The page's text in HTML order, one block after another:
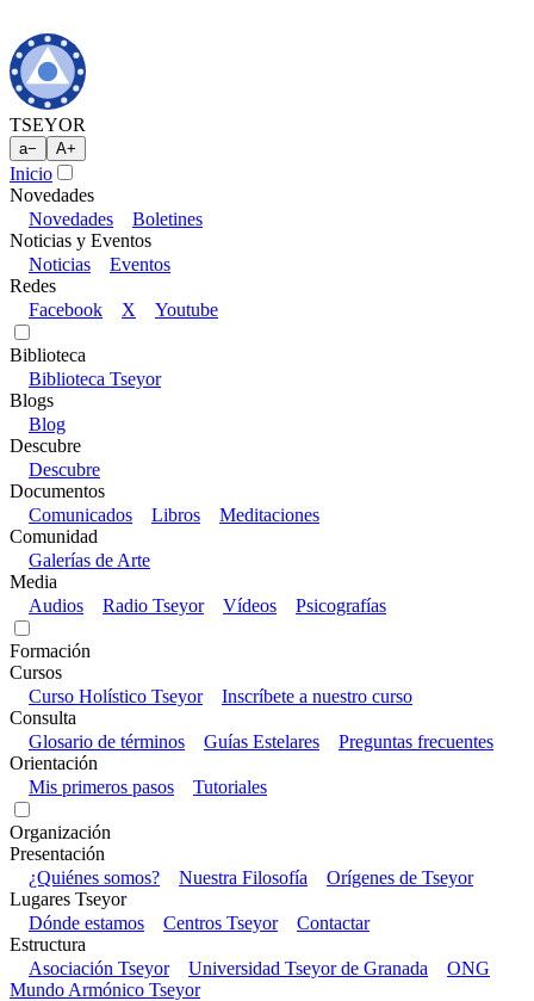
TSEYOR
a− A+
Inicio
Novedades
Novedades
Boletines
Noticias y Eventos
Noticias
Eventos
Redes
Facebook
X Youtube
Biblioteca
Biblioteca Tseyor
Blogs
Blog
Descubre
Descubre
Documentos
Comunicados
Libros
Meditaciones
Comunidad
Galerías de Arte
Media
Audios
Radio Tseyor Vídeos Psicografías
Formación
Cursos
Curso Holístico Tseyor
Inscríbete a nuestro curso
Consulta
Glosario de términos
Guías Estelares
Preguntas frecuentes
Orientación
Mis primeros pasos
Tutoriales
Organización
Presentación
¿Quiénes somos?
Nuestra Filosofía
Orígenes de Tseyor
Lugares Tseyor
Dónde estamos
Centros Tseyor
Contactar
Estructura
Asociación Tseyor
Universidad Tseyor de Granada
ONG
Mundo Armónico Tseyor